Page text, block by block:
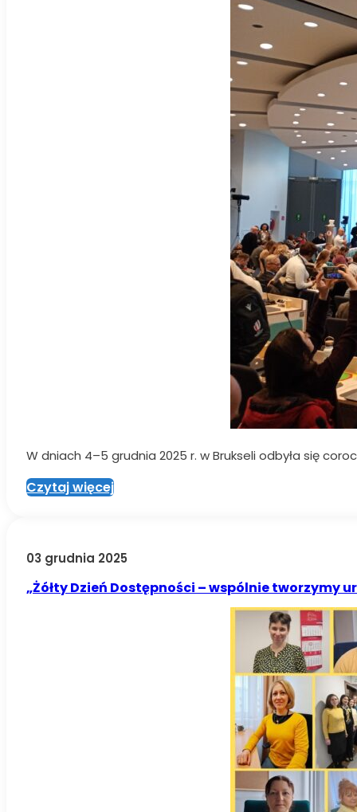
W dniach 4–5 grudnia 2025 r. w Brukseli odbyła się
Czytaj więcej
03 grudnia 2025
„Żółty Dzień Dostępności – wspólnie tworzymy